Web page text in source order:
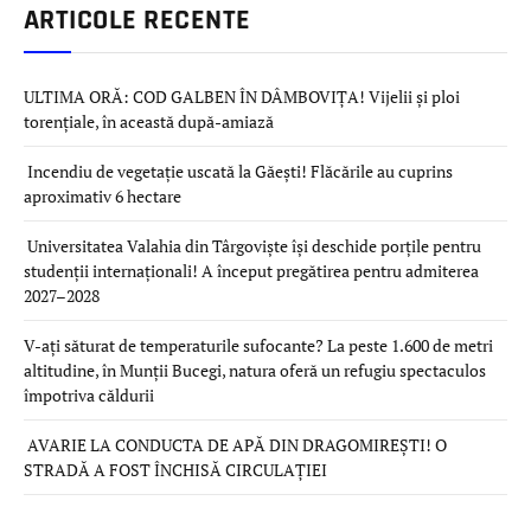
ARTICOLE RECENTE
ULTIMA ORĂ: COD GALBEN ÎN DÂMBOVIȚA! Vijelii și ploi
torențiale, în această după-amiază
Incendiu de vegetație uscată la Găești! Flăcările au cuprins
aproximativ 6 hectare
Universitatea Valahia din Târgoviște își deschide porțile pentru
studenții internaționali! A început pregătirea pentru admiterea
2027–2028
V-ați săturat de temperaturile sufocante? La peste 1.600 de metri
altitudine, în Munții Bucegi, natura oferă un refugiu spectaculos
împotriva căldurii
AVARIE LA CONDUCTA DE APĂ DIN DRAGOMIREȘTI! O
STRADĂ A FOST ÎNCHISĂ CIRCULAȚIEI